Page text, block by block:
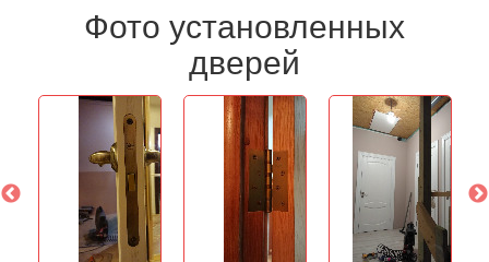
Фото установленных
дверей